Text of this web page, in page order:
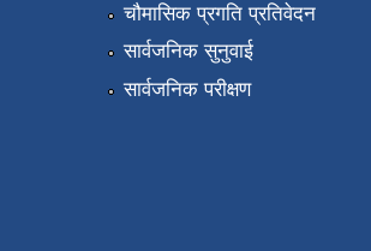
चौमासिक प्रगति प्रतिवेदन
सार्वजनिक सुनुवाई
सार्वजनिक परीक्षण